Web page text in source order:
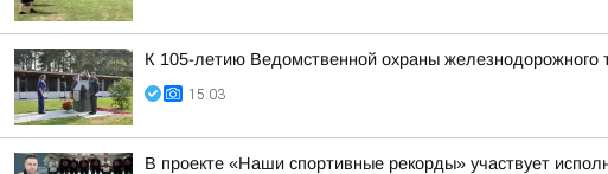
К 105-летию Ведомственной охраны железнодорожного
15:03
В проекте «Наши спортивные рекорды» участвует